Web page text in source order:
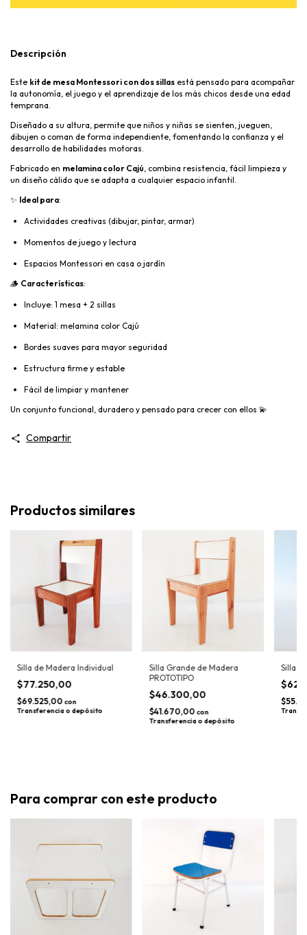
Descripción
Este kit de mesa Montessori con dos sillas está pensado para acompañar
la autonomía, el juego y el aprendizaje de los más chicos desde una edad
temprana.
Diseñado a su altura, permite que niños y niñas se sienten, jueguen,
dibujen o coman de forma independiente, fomentando la confianza y el
desarrollo de habilidades motoras.
Fabricado en melamina color Cajú, combina resistencia, fácil limpieza y
un diseño cálido que se adapta a cualquier espacio infantil.
✨ Ideal para:
Actividades creativas (dibujar, pintar, armar)
Momentos de juego y lectura
Espacios Montessori en casa o jardín
🪵 Características:
Incluye: 1 mesa + 2 sillas
Material: melamina color Cajú
Bordes suaves para mayor seguridad
Estructura firme y estable
Fácil de limpiar y mantener
Un conjunto funcional, duradero y pensado para crecer con ellos 💫
Compartir
Productos similares
Silla de Madera Individual
$77.250,00
$69.525,00 con
Transferencia o depósito
Silla Grande de Madera
PROTOTIPO
$46.300,00
$41.670,00 con
Transferencia o depósito
Silla
Para comprar con este producto